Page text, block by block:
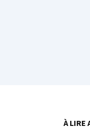
À LIRE